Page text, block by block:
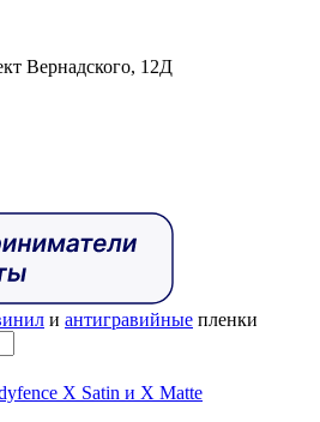
Вернадского, 12Д
и антигравийные пленки